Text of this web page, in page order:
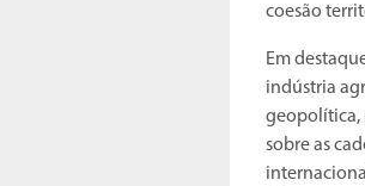
coesão
Em
indústria
geopolítica,
sobre as